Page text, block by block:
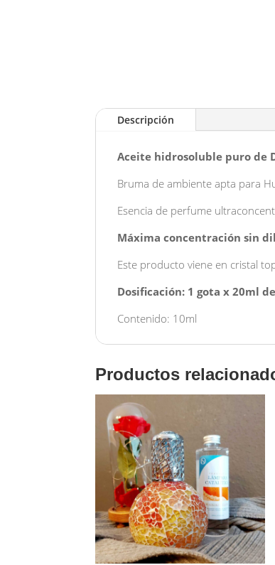
Descripción
Aceite hidrosoluble puro de
Bruma de ambiente apta para
Esencia de perfume
Máxima concentración sin
Este producto viene en cristal
Dosificación: 1 gota x 20ml
Contenido: 10ml
Productos